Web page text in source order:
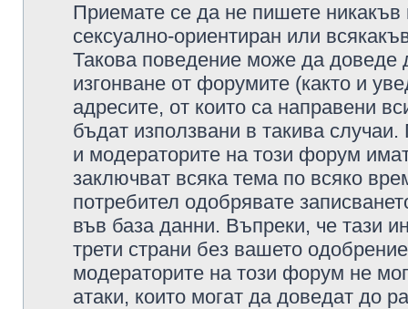
Приемате се да не пишете никакъв
сексуално-ориентиран или
Такова поведение може да доведе
изгонване от форумите (както и
адресите, от които са направени
бъдат използвани в такива
и модераторите на този форум
заключват всяка тема по всяко
потребител одобрявате
във база данни. Въпреки, че тази
трети страни без вашето
модераторите на този форум не
атаки, които могат да доведат до